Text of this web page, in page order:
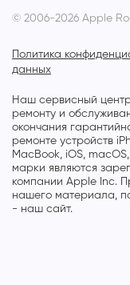
© 2006-2026 Apple
Наш сервисный
ремонту и
окончания
ремонте устройств
MacBook, iOS,
марки являются
компании Apple Inc.
нашего материала,
- наш сайт.
Политика
данных